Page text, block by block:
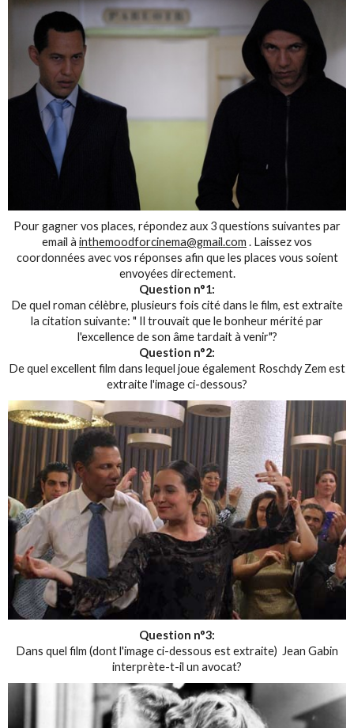
Pour gagner vos places, répondez aux 3 questions suivantes par
email à inthemoodforcinema@gmail.com . Laissez vos
coordonnées avec vos réponses afin que les places vous soient
envoyées directement.
Question n°1:
De quel roman célèbre, plusieurs fois cité dans le film, est extraite
la citation suivante: " Il trouvait que le bonheur mérité par
l'excellence de son âme tardait à venir"?
Question n°2:
De quel excellent film dans lequel joue également Roschdy Zem est
extraite l'image ci-dessous?
Question n°3:
Dans quel film (dont l'image ci-dessous est extraite) Jean Gabin
interprète-t-il un avocat?